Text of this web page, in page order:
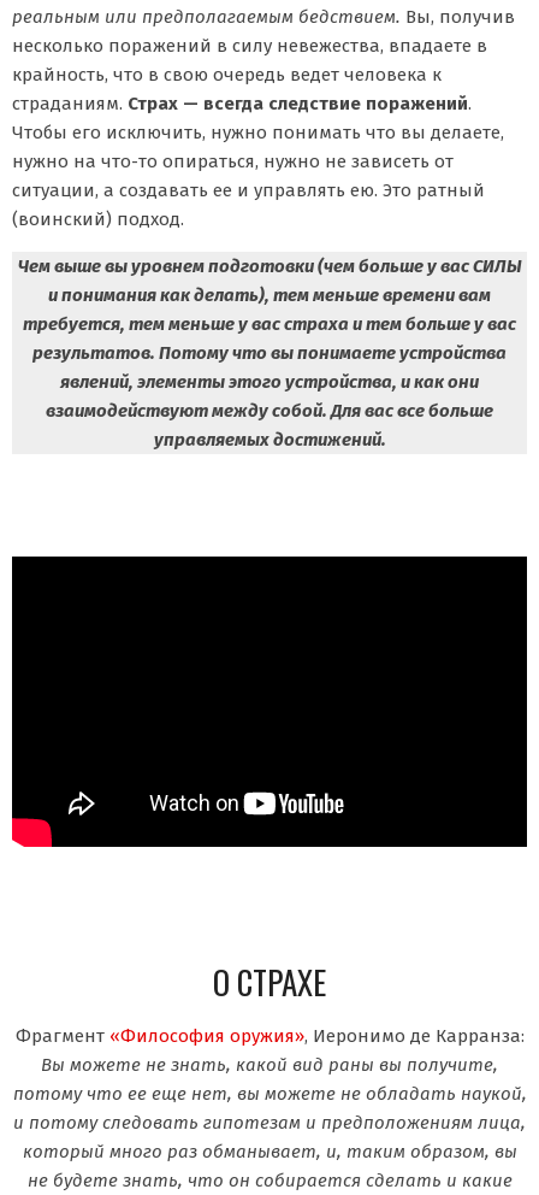
реальным или предполагаемым бедствием. Вы, получив
несколько поражений в силу невежества, впадаете в
крайность, что в свою очередь ведет человека к
страданиям. Страх — всегда следствие поражений.
Чтобы его исключить, нужно понимать что вы делаете,
нужно на что-то опираться, нужно не зависеть от
ситуации, а создавать ее и управлять ею. Это ратный
(воинский) подход.
Чем выше вы уровнем подготовки (чем больше у вас СИЛЫ
и понимания как делать), тем меньше времени вам
требуется, тем меньше у вас страха и тем больше у вас
результатов. Потому что вы понимаете устройства
явлений, элементы этого устройства, и как они
взаимодействуют между собой. Для вас все больше
управляемых достижений.
О СТРАХЕ
Фрагмент «Философия оружия», Иеронимо де Карранза:
Вы можете не знать, какой вид раны вы получите,
потому что ее еще нет, вы можете не обладать наукой,
и потому следовать гипотезам и предположениям лица,
который много раз обманывает, и, таким образом, вы
не будете знать, что он собирается сделать и какие